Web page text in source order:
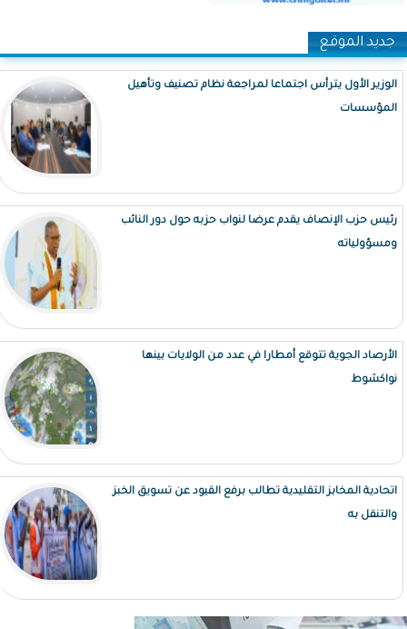
جديد الموقع
الوزير الأول يترأس اجتماعا لمراجعة نظام تصنيف وتأهيل
المؤسسات
رئيس حزب الإنصاف يقدم عرضا لنواب حزبه حول دور النائب
ومسؤولياته
الأرصاد الجوية تتوقع أمطارا في عدد من الولايات بينها
نواكشوط
اتحادية المخابز التقليدية تطالب برفع القيود عن تسويق الخبز
والتنقل به